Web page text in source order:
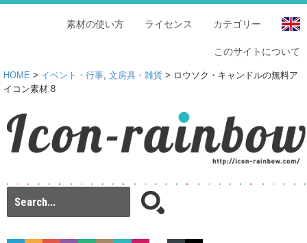
カテゴリー
ライセンス
素材の使い方
このサイトについて
HOME > イベント・行事, 文房具・雑貨 > ロウソク・キャンドルの無料ア
イコン素材 8